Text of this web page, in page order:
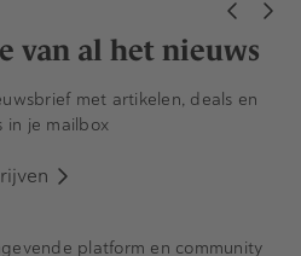
van al het nieuws
met artikelen, deals en
in je mailbox
platform en community